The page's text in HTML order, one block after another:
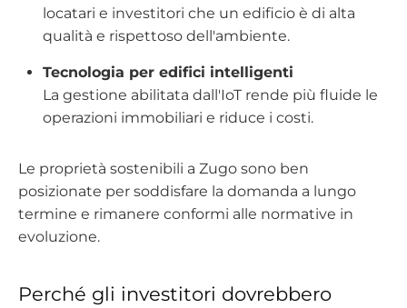
locatari e investitori che un edificio è di alta
qualità e rispettoso dell'ambiente.
Tecnologia per edifici intelligenti
La gestione abilitata dall'IoT rende più fluide le
operazioni immobiliari e riduce i costi.
Le proprietà sostenibili a Zugo sono ben
posizionate per soddisfare la domanda a lungo
termine e rimanere conformi alle normative in
evoluzione.
Perché gli investitori dovrebbero